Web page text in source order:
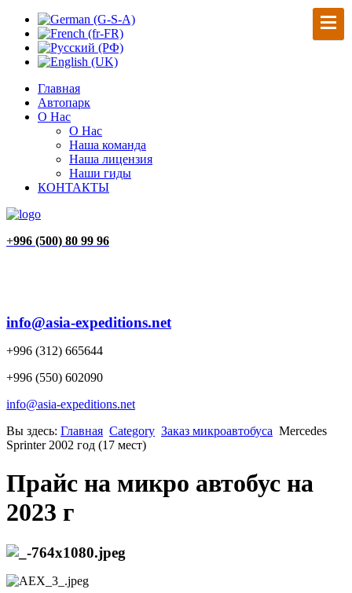
Главная
Автопарк
О Нас
О Нас
Наша команда
Наша лицензия
Наши гиды
КОНТАКТЫ
+996 (500) 80 99 96
info@asia-expeditions.net
+996 (312) 665644
+996 (550) 602090
info@asia-expeditions.net
Вы здесь: Главная Category Заказ микроавтобуса Mercedes
Sprinter 2002 год (17 мест)
Прайс на микро автобус на
2023 г